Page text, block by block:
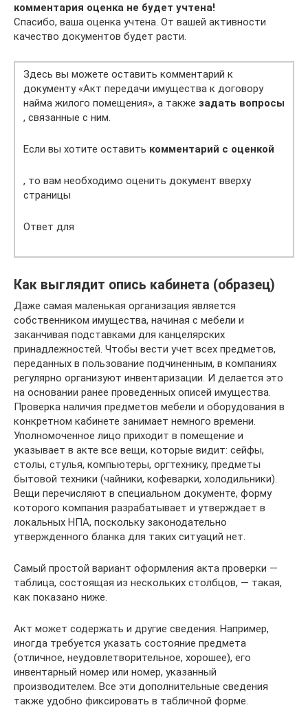
комментария оценка не будет учтена!
Спасибо, ваша оценка учтена. От вашей активности
качество документов будет расти.
Здесь вы можете оставить комментарий к
документу «Акт передачи имущества к договору
найма жилого помещения», а также задать вопросы
, связанные с ним.
Если вы хотите оставить комментарий с оценкой
, то вам необходимо оценить документ вверху
страницы
Ответ для
Как выглядит опись кабинета (образец)
Даже самая маленькая организация является
собственником имущества, начиная с мебели и
заканчивая подставками для канцелярских
принадлежностей. Чтобы вести учет всех предметов,
переданных в пользование подчиненным, в компаниях
регулярно организуют инвентаризации. И делается это
на основании ранее проведенных описей имущества.
Проверка наличия предметов мебели и оборудования в
конкретном кабинете занимает немного времени.
Уполномоченное лицо приходит в помещение и
указывает в акте все вещи, которые видит: сейфы,
столы, стулья, компьютеры, оргтехнику, предметы
бытовой техники (чайники, кофеварки, холодильники).
Вещи перечисляют в специальном документе, форму
которого компания разрабатывает и утверждает в
локальных НПА, поскольку законодательно
утвержденного бланка для таких ситуаций нет.
Самый простой вариант оформления акта проверки —
таблица, состоящая из нескольких столбцов, — такая,
как показано ниже.
Акт может содержать и другие сведения. Например,
иногда требуется указать состояние предмета
(отличное, неудовлетворительное, хорошее), его
инвентарный номер или номер, указанный
производителем. Все эти дополнительные сведения
также удобно фиксировать в табличной форме.